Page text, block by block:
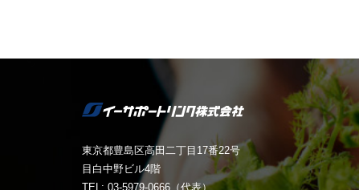
東京都豊島区高田二丁目17番22号
目白中野ビル4階
TEL: 03-5979-0666（代表）